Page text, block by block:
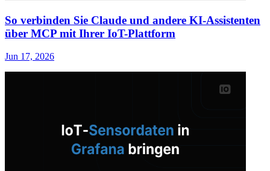
So verbinden Sie Claude und andere KI-Assistenten
über MCP mit Ihrer IoT-Plattform
Jun 17, 2026